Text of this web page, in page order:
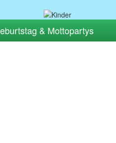
& Mottopartys